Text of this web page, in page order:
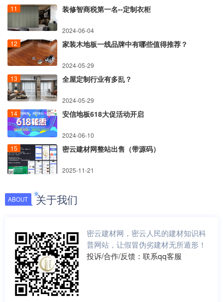
装修智商税第一名--定制衣柜
2024-06-04
家装木地板一线品牌中有哪些值得推荐？
2024-05-29
全屋定制行业有多乱？
2024-05-29
安信地板618大促活动开启
2024-06-10
密云建材网整站出售（带源码）
2025-11-21
ABOUT 关于我们
密云建材网，密云人民的建材知识科
普网站，让假冒伪劣建材无所遁形！
投诉/合作/反馈：联系qq客服